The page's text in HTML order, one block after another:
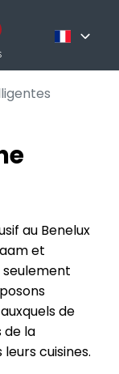
Nederlands
Français
au Benelux
et
seulement
de
de la
cuisines.